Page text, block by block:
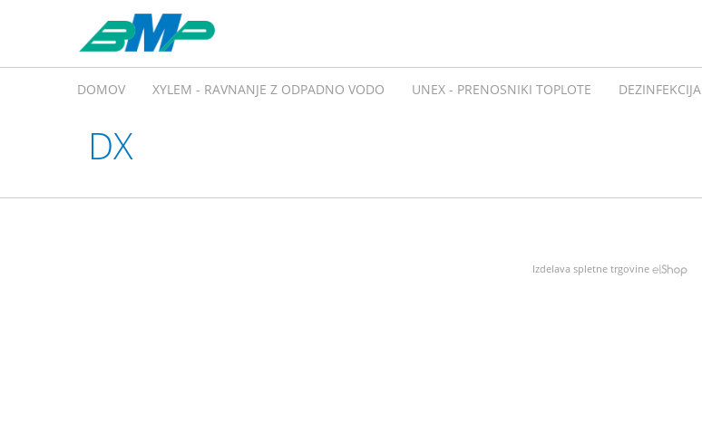
DOMOV XYLEM - RAVNANJE Z ODPADNO VODO UNEX - PRENOSNIKI TOPLOTE DEZINFEKCIJA
DX
Izdelava spletne trgovine